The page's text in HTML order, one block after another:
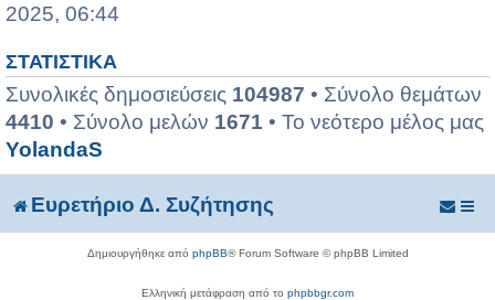
2025, 06:44
ΣΤΑΤΙΣΤΙΚΆ
Συνολικές δημοσιεύσεις 104987 • Σύνολο θεμάτων
4410 • Σύνολο μελών 1671 • Το νεότερο μέλος μας
YolandaS
Ευρετήριο Δ. Συζήτησης
Δημιουργήθηκε από phpBB® Forum Software © phpBB Limited
Ελληνική μετάφραση από το phpbbgr.com